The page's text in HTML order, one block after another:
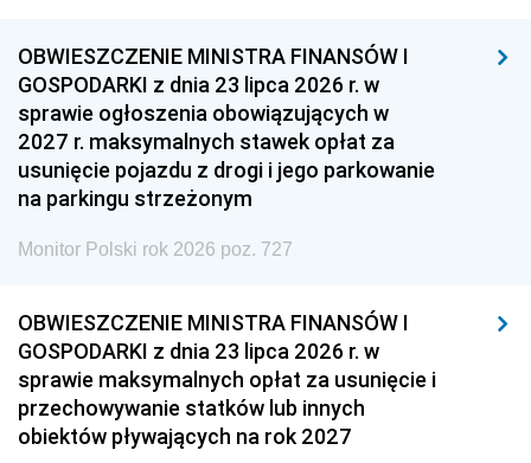
OBWIESZCZENIE MINISTRA FINANSÓW I
GOSPODARKI z dnia 23 lipca 2026 r. w
sprawie ogłoszenia obowiązujących w
2027 r. maksymalnych stawek opłat za
usunięcie pojazdu z drogi i jego parkowanie
na parkingu strzeżonym
Monitor Polski rok 2026 poz. 727
OBWIESZCZENIE MINISTRA FINANSÓW I
GOSPODARKI z dnia 23 lipca 2026 r. w
sprawie maksymalnych opłat za usunięcie i
przechowywanie statków lub innych
obiektów pływających na rok 2027